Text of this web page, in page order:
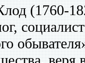
(1760-